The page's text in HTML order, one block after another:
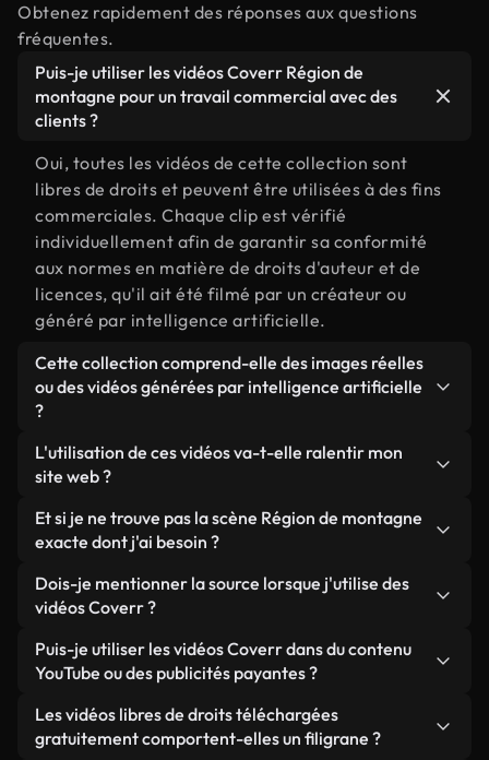
Obtenez rapidement des réponses aux questions
fréquentes.
Puis-je utiliser les vidéos Coverr Région de
montagne pour un travail commercial avec des
clients ?
Oui, toutes les vidéos de cette collection sont
libres de droits et peuvent être utilisées à des fins
commerciales. Chaque clip est vérifié
individuellement afin de garantir sa conformité
aux normes en matière de droits d'auteur et de
licences, qu'il ait été filmé par un créateur ou
généré par intelligence artificielle.
Cette collection comprend-elle des images réelles
ou des vidéos générées par intelligence artificielle
?
Les deux. Il s'agit d'une bibliothèque hybride
composée de véritables images filmées par des
de vidéos générées par IA. Chaque vidéo est
clairement identifiée afin que vous sachiez
toujours ce que vous utilisez.
L'utilisation de ces vidéos va-t-elle ralentir mon
site web ?
Sauf si vous choisissez nos versions optimisées.
Nous proposons des formats légers, prêts pour le
ils conservent une qualité élevée tout en
minimisant les temps de chargement et en
améliorant des indicateurs comme le LCP.
Et si je ne trouve pas la scène Région de montagne
exacte dont j'ai besoin ?
Vous pouvez en créer une instantanément avec
Coverr AI Studio. Il vous suffit de décrire la scène,
soleil », et le Studio générera en quelques
secondes une vidéo personnalisée conforme à nos
normes de licence.
Dois-je mentionner la source lorsque j'utilise des
vidéos Coverr ?
Aucune attribution n'est requise. Toutes les vidéos
de notre bibliothèque sont libres de droits et
même si cela est toujours apprécié.
Puis-je utiliser les vidéos Coverr dans du contenu
YouTube ou des publicités payantes ?
Oui. Toutes les séquences vidéo de Coverr peuvent
être utilisées dans des vidéos YouTube monétisées,
Les vidéos libres de droits téléchargées
gratuitement comportent-elles un filigrane ?